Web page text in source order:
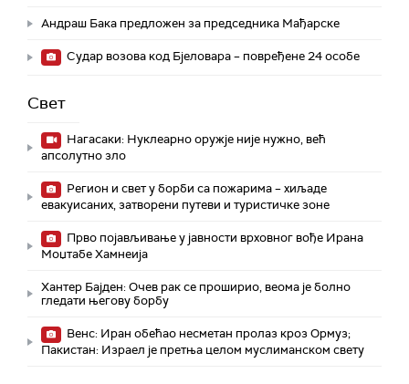
Андраш Бакa предложен за председника Мађарске
Судар возова код Бјеловара – повређене 24 особе
Свет
Нагасаки: Нуклеарно оружје није нужно, већ
апсолутно зло
Регион и свет у борби са пожарима – хиљаде
евакуисаних, затворени путеви и туристичке зоне
Прво појављивање у јавности врховног вође Ирана
Моџтабe Хамнеија
Хантер Бајден: Очев рак се проширио, веома је болно
гледати његову борбу
Венс: Иран обећао несметан пролаз кроз Ормуз;
Пакистан: Израел је претња целом муслиманском свету